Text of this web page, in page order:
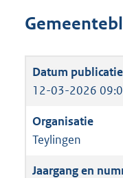
12-03-2026
Teylingen